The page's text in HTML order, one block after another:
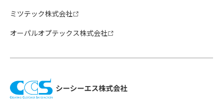
ミツテック株式会社
オーパルオプテックス株式会社